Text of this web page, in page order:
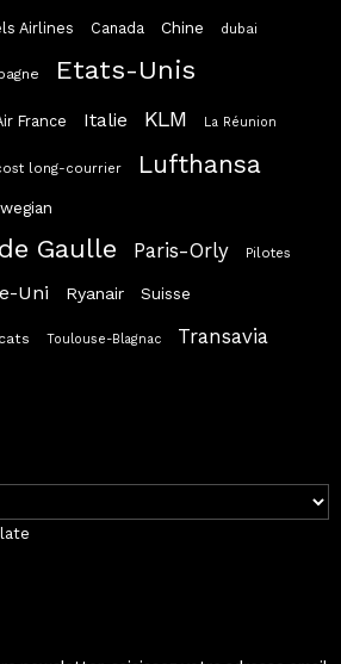
Airlines Canada Chine dubai
Etats-Unis
France Italie KLM La Réunion
long-courrier Lufthansa
Gaulle Paris-Orly Pilotes
Uni Ryanair Suisse
Toulouse-Blagnac Transavia